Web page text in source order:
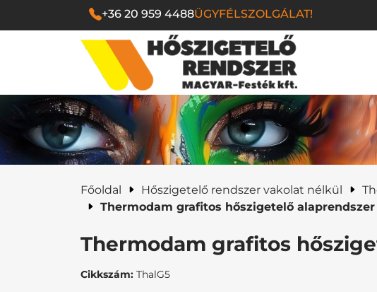
+36 20 959 4488ÜGYFÉLSZOLGÁLAT!
Magyar Festék Kft.
Főoldal Hőszigetelő rendszer vakolat nélkül
Thermodam grafitos hőszigetelő alaprendszer
Thermodam grafitos
Cikkszám: ThalG5